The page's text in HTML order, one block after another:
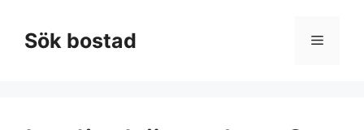
innehållSök bostad Meny